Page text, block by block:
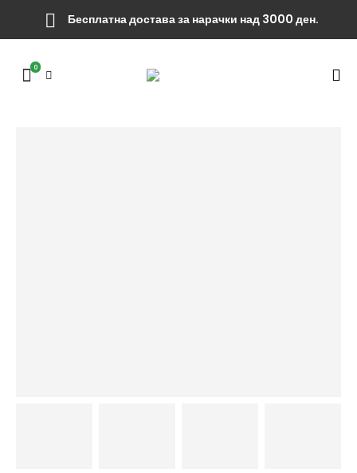
Бесплатна достава за нарачки над 3000 ден.
0